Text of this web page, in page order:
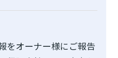
をオーナー様にご報告